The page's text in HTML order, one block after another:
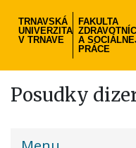
hlavný
TRNAVSKÁ
UNIVERZITA
V TRNAVE
FAKULTA
A
PRÁCE
Posudky
fzsp-